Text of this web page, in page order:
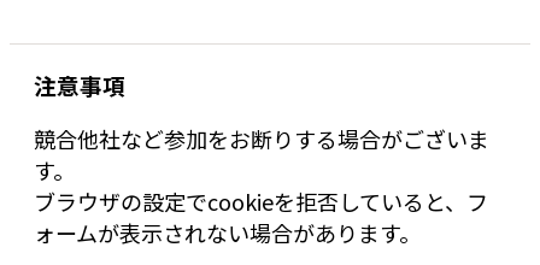
注意事項
競合他社など参加をお断りする場合がございま
す。
ブラウザの設定でcookieを拒否していると、フ
ォームが表示されない場合があります。